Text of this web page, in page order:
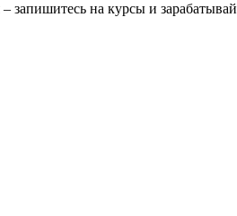
запишитесь на курсы и